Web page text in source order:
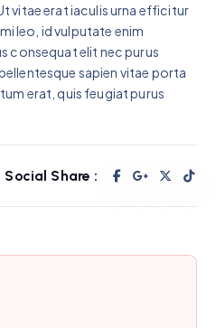
vitae erat iaculis urna efficitur
leo, id vulputate enim
consequat elit nec purus
sapien vitae porta
erat, quis feugiat purus
Social Share :